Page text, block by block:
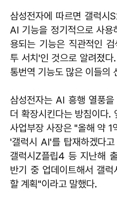
삼성전자에 따르면 갤럭
AI 기능을 정기적으로 사
용되는 기능은 직관적인
투 서치'인 것으로 알려졌
통번역 기능도 많은 이들의
삼성전자는 AI 흥행 열풍
더 확장시킨다는 방침이다
사업부장 사장은 "올해 약 1
'갤럭시 AI'를 탑재하겠다
갤럭시Z플립4 등 지난해
반기 중 업데이트해서 갤
할 계획"이라고 말했다.